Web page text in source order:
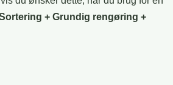
+ Grundig rengøring +